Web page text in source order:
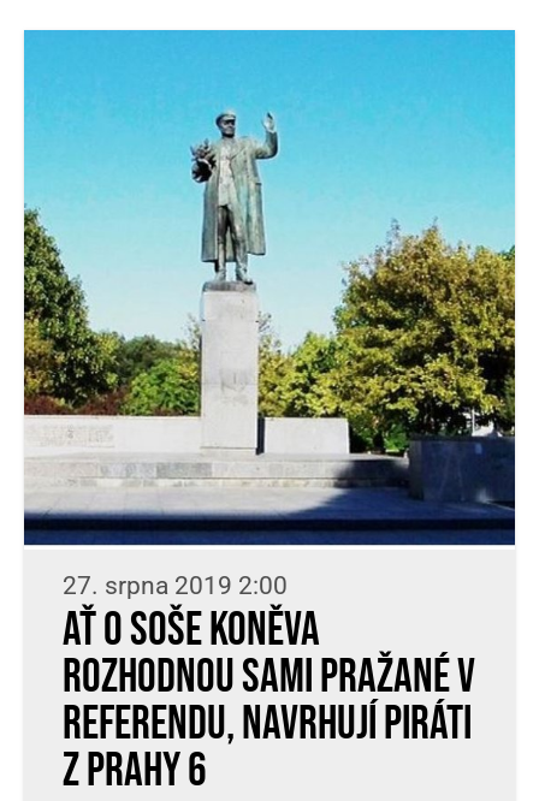
27. srpna 2019 2:00
Ať o soše Koněva
rozhodnou sami Pražané v
referendu, navrhují Piráti
z Prahy 6